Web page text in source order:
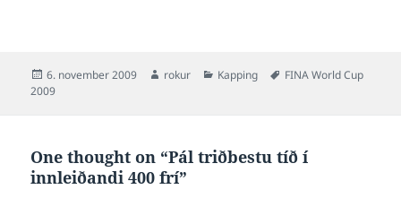
3:51.48, og síðani…
Posted
on
6. november 2009 Author
rokur Categories
Kapping Tags
FINA World Cup
2009
One thought on “Pál triðbestu tíð í
innleiðandi 400 frí”